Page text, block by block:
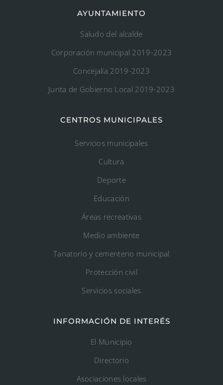
AYUNTAMIENTO
Saludo del alcalde
Corporación municipal 2019-2023
Concejalía 2019-2023
Junta de Gobierno Local 2019-2023
CENTROS MUNICIPALES
Servicios municipales
Cultura
Deporte
Educación
Áreas recreativas
Medio ambiente
Tanatorio y cementerio municipal
Protección civil
Servicios sociales
INFORMACIÓN DE INTERÉS
El Municipio
Directorio
Asociaciones locales